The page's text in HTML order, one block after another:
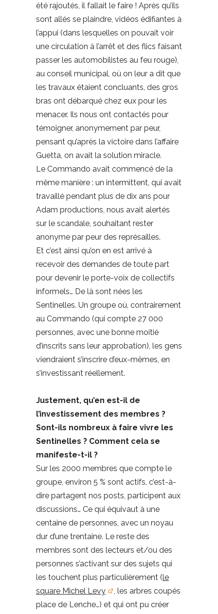
été rajoutés, il fallait le faire ! Après qu’ils
sont allés se plaindre, vidéos édifiantes à
l’appui (dans lesquelles on pouvait voir
une circulation à l’arrêt et des flics faisant
passer les automobilistes au feu rouge),
au conseil municipal, où on leur a dit que
les travaux étaient concluants, des gros
bras ont débarqué chez eux pour les
menacer. Ils nous ont contactés pour
témoigner, anonymement par peur,
pensant qu’après la victoire dans l’affaire
Guetta, on avait la solution miracle.
Le Commando avait commencé de la
même manière : un intermittent, qui avait
travaillé pendant plus de dix ans pour
Adam productions, nous avait alertés
sur le scandale, souhaitant rester
anonyme par peur des représailles.
Et c’est ainsi qu’on en est arrivé à
recevoir des demandes de toute part
pour devenir le porte-voix de collectifs
informels… De là sont nées les
Sentinelles. Un groupe où, contrairement
au Commando (qui compte 27 000
personnes, avec une bonne moitié
d’inscrits sans leur approbation), les gens
viendraient s’inscrire d’eux-mêmes, en
s’investissant réellement.
Justement, qu’en est-il de
l’investissement des membres ?
Sont-ils nombreux à faire vivre les
Sentinelles ? Comment cela se
manifeste-t-il ?
Sur les 2000 membres que compte le
groupe, environ 5 % sont actifs, c’est-à-
dire partagent nos posts, participent aux
discussions… Ce qui équivaut à une
centaine de personnes, avec un noyau
dur d’une trentaine. Le reste des
membres sont des lecteurs et/ou des
personnes s’activant sur des sujets qui
les touchent plus particulièrement (le
square Michel Levy
, les arbres coupés
place de Lenche…) et qui ont pu créer